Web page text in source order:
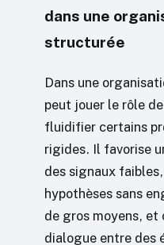
dans une
structurée
Dans une
peut jouer le rôle
fluidifier certains
rigides. Il favorise
des signaux
hypothèses sans
de gros moyens, et
dialogue entre des